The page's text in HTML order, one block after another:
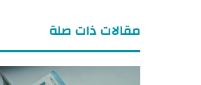
مقالات ذات صلة